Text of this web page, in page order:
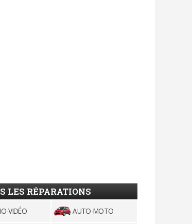
LES RÉPARATIONS
VIDÉO AUTO-MOTO